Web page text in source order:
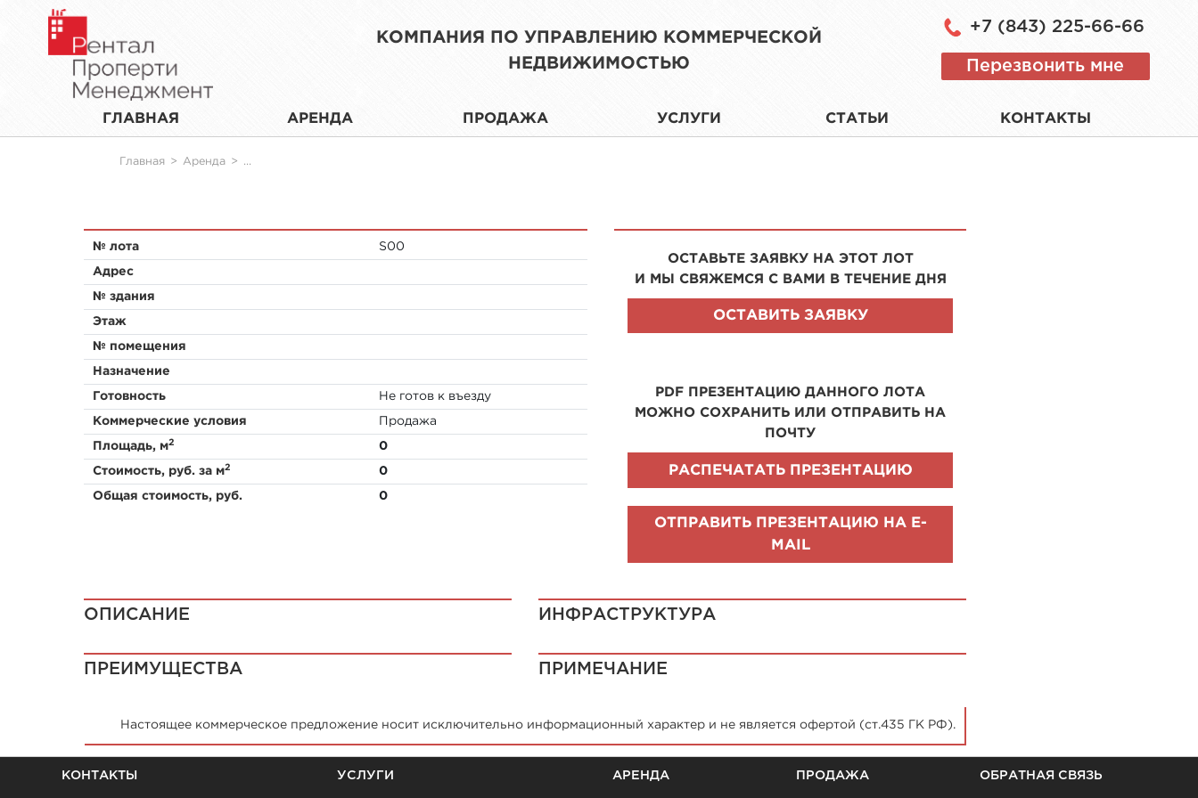
КОМПАНИЯ ПО УПРАВЛЕНИЮ КОММЕРЧЕСКОЙ
НЕДВИЖИМОСТЬЮ
+7 (843) 225-66-66
Перезвонить мне
ГЛАВНАЯ АРЕНДА ПРОДАЖА УСЛУГИ СТАТЬИ КОНТАКТЫ
Главная > Аренда > ...
№ лота S00
Адрес
№ здания
Этаж
№ помещения
Назначение
Готовность Не готов к въезду
Коммерческие условия Продажа
Площадь, м2 0
Стоимость, руб. за м2 0
Общая стоимость, руб. 0
ОСТАВЬТЕ ЗАЯВКУ НА ЭТОТ ЛОТ
И МЫ СВЯЖЕМСЯ С ВАМИ В ТЕЧЕНИЕ ДНЯ
ОСТАВИТЬ ЗАЯВКУ
PDF ПРЕЗЕНТАЦИЮ ДАННОГО ЛОТА
МОЖНО СОХРАНИТЬ ИЛИ ОТПРАВИТЬ НА
ПОЧТУ
РАСПЕЧАТАТЬ ПРЕЗЕНТАЦИЮ
ОТПРАВИТЬ ПРЕЗЕНТАЦИЮ НА E-
MAIL
ОПИСАНИЕ ИНФРАСТРУКТУРА
ПРЕИМУЩЕСТВА ПРИМЕЧАНИЕ
Настоящее коммерческое предложение носит исключительно информационный характер и не является офертой (ст.435 ГК РФ).
КОНТАКТЫ УСЛУГИ АРЕНДА ПРОДАЖА ОБРАТНАЯ СВЯЗЬ